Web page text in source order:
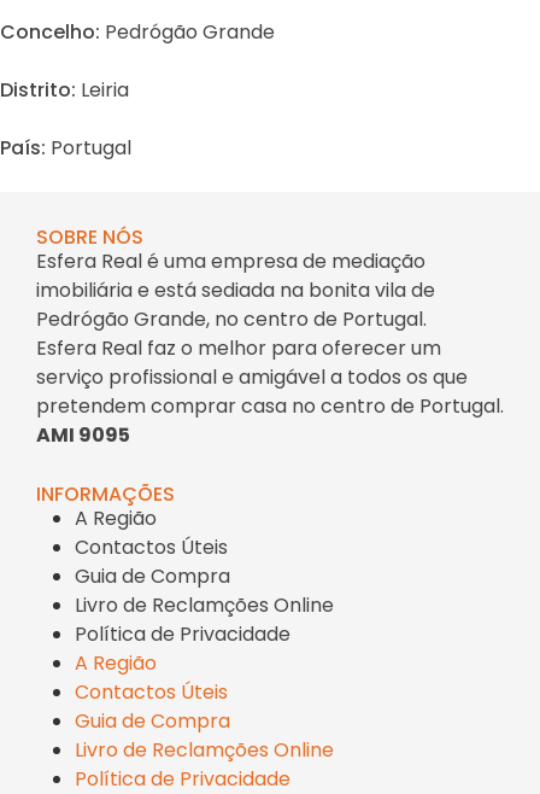
Concelho: Pedrógão Grande
Distrito: Leiria
País: Portugal
SOBRE NÓS
Esfera Real é uma empresa de mediação
imobiliária e está sediada na bonita vila de
Pedrógão Grande, no centro de Portugal.
Esfera Real faz o melhor para oferecer um
serviço profissional e amigável a todos os que
pretendem comprar casa no centro de Portugal.
AMI 9095
INFORMAÇÕES
A Região
Contactos Úteis
Guia de Compra
Livro de Reclamções Online
Política de Privacidade
A Região
Contactos Úteis
Guia de Compra
Livro de Reclamções Online
Política de Privacidade